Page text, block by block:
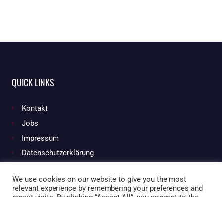
QUICK LINKS
Kontakt
Jobs
Impressum
Datenschutzerklärung
Facebook Instagram
We use cookies on our website to give you the most
relevant experience by remembering your preferences and